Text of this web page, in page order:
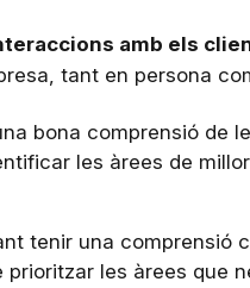
amb els
tant en persona
bona comprensió de
les àrees de
tenir una comprensió
prioritzar les àrees que